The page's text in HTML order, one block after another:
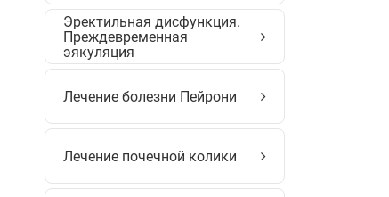
Эректильная дисфункция.
Преждевременная
эякуляция
Лечение болезни Пейрони
Лечение почечной колики